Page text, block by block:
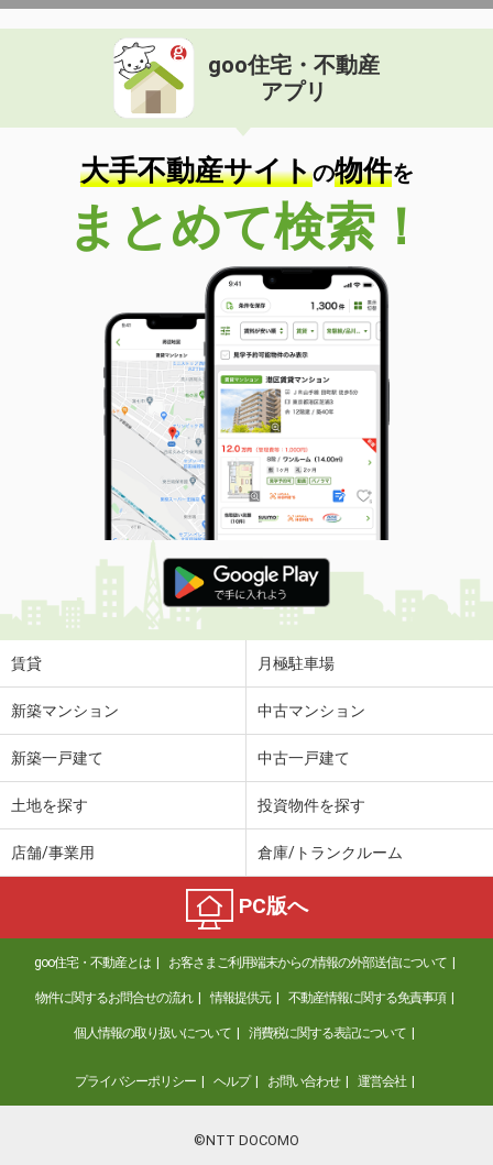
goo住宅・不動産
アプリ
大手不動産サイトの物件を
まとめて検索！
賃貸 月極駐車場
新築マンション 中古マンション
新築一戸建て 中古一戸建て
土地を探す 投資物件を探す
店舗/事業用 倉庫/トランクルーム
PC版へ
goo住宅・不動産とは お客さまご利用端末からの情報の外部送信について
物件に関するお問合せの流れ 情報提供元 不動産情報に関する免責事項
個人情報の取り扱いについて 消費税に関する表記について
プライバシーポリシー ヘルプ お問い合わせ 運営会社
©NTT DOCOMO